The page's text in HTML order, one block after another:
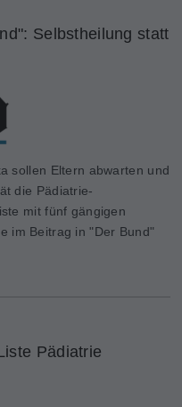
Selbstheilung statt
sollen Eltern abwarten und
die Pädiatrie-
mit fünf gängigen
im Beitrag in "Der Bund"
Pädiatrie